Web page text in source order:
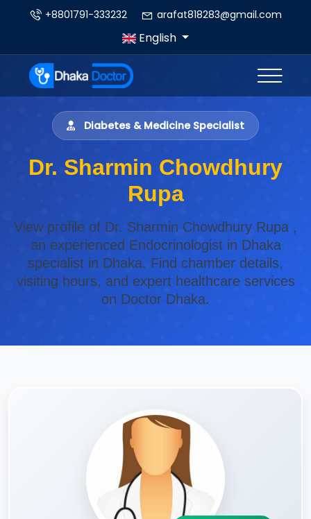
+8801791-333232 arafat818283@gmail.com
English
Diabetes & Medicine Specialist
Dr. Sharmin Chowdhury
Rupa
View profile of Dr. Sharmin Chowdhury Rupa ,
an experienced Endocrinologist in Dhaka
specialist in Dhaka. Find chamber details,
visiting hours, and expert healthcare services
on Doctor Dhaka.